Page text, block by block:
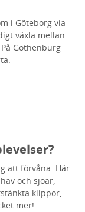
i Göteborg via
växla mellan
Gothenburg
att förvåna. Här
och sjöar,
klippor,
mer!